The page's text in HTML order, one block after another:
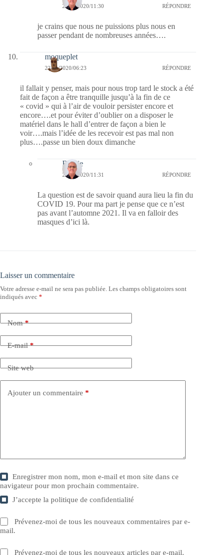
22/11/2020/11:30 RÉPONDRE
je crains que nous ne puissions plus nous en
passer pendant de nombreuses années….
moqueplet
22/11/2020/06:23 RÉPONDRE
il fallait y penser, mais pour nous trop tard le stock a été
fait de façon a être tranquille jusqu’à la fin de ce
« covid » qui à l’air de vouloir persister encore et
encore….et pour éviter d’oublier on a disposer le
matériel dans le hall d’entrer de façon a bien le
voir….mais l’idée de les recevoir est pas mal non
plus….passe un bien doux dimanche
Bernie
22/11/2020/11:31 RÉPONDRE
La question est de savoir quand aura lieu la fin du
COVID 19. Pour ma part je pense que ce n’est
pas avant l’automne 2021. Il va en falloir des
masques d’ici là.
Laisser un commentaire
Votre adresse e-mail ne sera pas publiée. Les champs obligatoires sont
indiqués avec *
Nom*
E-mail*
Site web
Ajouter un commentaire *
Enregistrer mon nom, mon e-mail et mon site dans ce
navigateur pour mon prochain commentaire.
J’accepte lapolitique de confidentialité
Prévenez-moi de tous les nouveaux commentaires par e-
mail.
Prévenez-moi de tous les nouveaux articles par e-mail.